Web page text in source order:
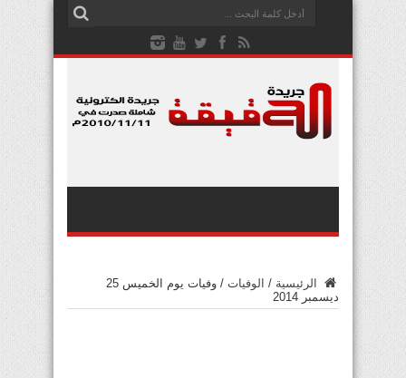
الرئيسية / الوفيات /
وفيات يوم الخميس 25
ديسمبر 2014